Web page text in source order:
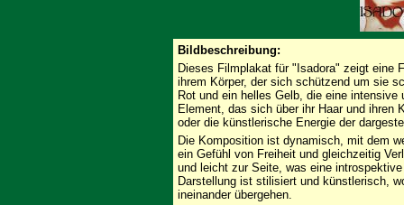
Bildbeschreibung:
Dieses Filmplakat für "Isadora" zeigt eine
ihrem Körper, der sich schützend um sie
Rot und ein helles Gelb, die eine
Element, das sich über ihr Haar und ihren
oder die künstlerische Energie der
Die Komposition ist dynamisch, mit dem
ein Gefühl von Freiheit und gleichzeitig
und leicht zur Seite, was eine
Darstellung ist stilisiert und künstlerisch,
ineinander übergehen.